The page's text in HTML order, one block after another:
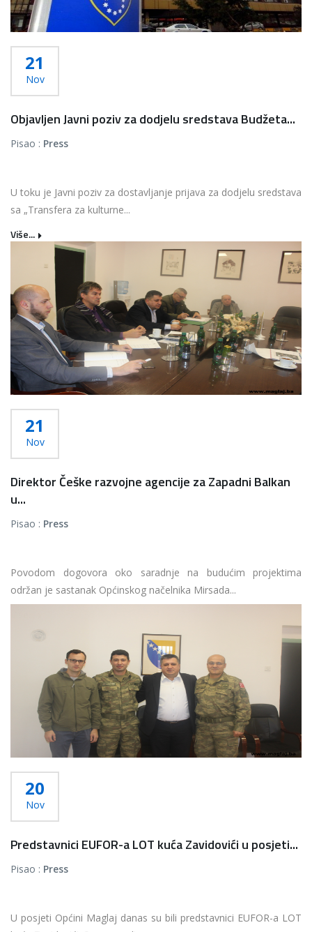
21
Nov
Objavljen Javni poziv za dodjelu sredstava Budžeta...
Pisao : Press
U toku je Javni poziv za dostavljanje prijava za dodjelu sredstava
sa „Transfera za kulturne...
Više...
21
Nov
Direktor Češke razvojne agencije za Zapadni Balkan
u...
Pisao : Press
Povodom dogovora oko saradnje na budućim projektima
održan je sastanak Općinskog načelnika Mirsada...
20
Nov
Predstavnici EUFOR-a LOT kuća Zavidovići u posjeti...
Pisao : Press
U posjeti Općini Maglaj danas su bili predstavnici EUFOR-a LOT